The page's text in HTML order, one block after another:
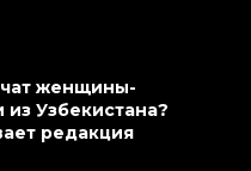
женщины-
из Узбекистана?
редакция